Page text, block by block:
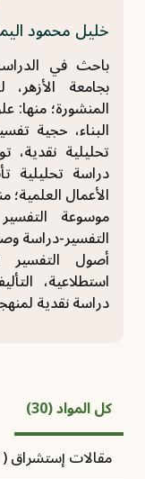
خليل محمود
باحث في
بجامعة
المنشورة؛ منها:
البناء، حجية
تحليلية نقدية،
دراسة
الأعمال العلمية؛
موسوعة
التفسير-دراسة
أصول
استطلاعية،
دراسة نقدية
كل المواد (30)
مقالات إستشراق (1)